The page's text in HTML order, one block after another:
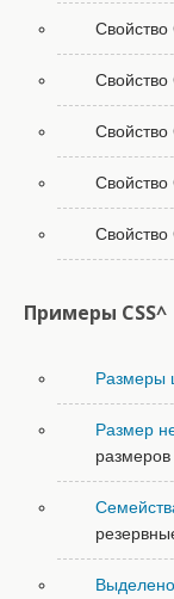
Свойство
Свойство
Примеры CSS^
Размеры
Размер